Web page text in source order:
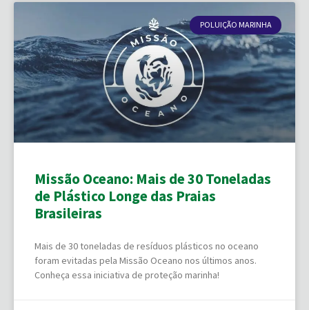
POLUIÇÃO MARINHA
Missão Oceano: Mais de 30 Toneladas
de Plástico Longe das Praias
Brasileiras
Mais de 30 toneladas de resíduos plásticos no oceano
foram evitadas pela Missão Oceano nos últimos anos.
Conheça essa iniciativa de proteção marinha!